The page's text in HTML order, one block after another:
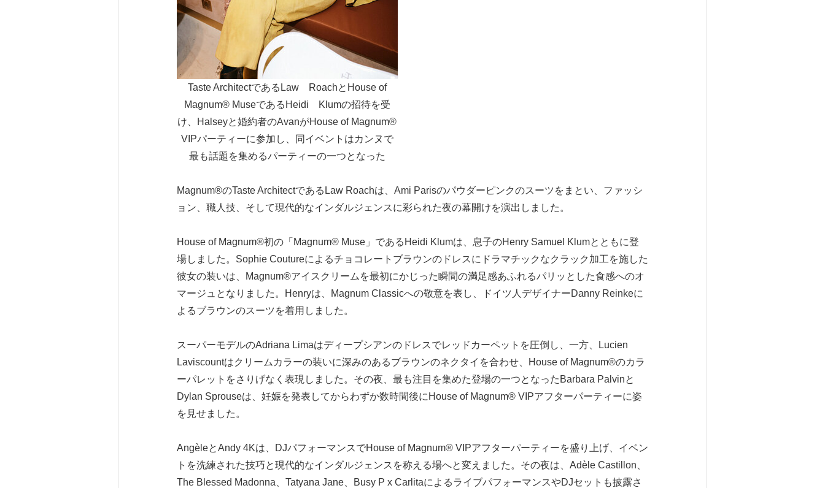
Taste ArchitectであるLaw RoachとHouse of
Magnum® MuseであるHeidi Klumの招待を受
け、Halseyと婚約者のAvanがHouse of Magnum®
VIPパーティーに参加し、同イベントはカンヌで
最も話題を集めるパーティーの一つとなった
Magnum®のTaste ArchitectであるLaw Roachは、Ami Parisのパウダーピンクのスーツをまとい、ファッシ
ョン、職人技、そして現代的なインダルジェンスに彩られた夜の幕開けを演出しました。
House of Magnum®初の「Magnum® Muse」であるHeidi Klumは、息子のHenry Samuel Klumとともに登
場しました。Sophie Coutureによるチョコレートブラウンのドレスにドラマチックなクラック加工を施した
彼女の装いは、Magnum®アイスクリームを最初にかじった瞬間の満足感あふれるパリッとした食感へのオ
マージュとなりました。Henryは、Magnum Classicへの敬意を表し、ドイツ人デザイナーDanny Reinkeに
よるブラウンのスーツを着用しました。
スーパーモデルのAdriana Limaはディープシアンのドレスでレッドカーペットを圧倒し、一方、Lucien
Laviscountはクリームカラーの装いに深みのあるブラウンのネクタイを合わせ、House of Magnum®のカラ
ーパレットをさりげなく表現しました。その夜、最も注目を集めた登場の一つとなったBarbara Palvinと
Dylan Sprouseは、妊娠を発表してからわずか数時間後にHouse of Magnum® VIPアフターパーティーに姿
を見せました。
AngèleとAndy 4Kは、DJパフォーマンスでHouse of Magnum® VIPアフターパーティーを盛り上げ、イベン
トを洗練された技巧と現代的なインダルジェンスを称える場へと変えました。その夜は、Adèle Castillon、
The Blessed Madonna、Tatyana Jane、Busy P x CarlitaによるライブパフォーマンスやDJセットも披露さ
Japanese